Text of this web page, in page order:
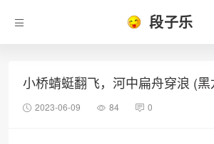
段子乐
小桥蜻蜓翻飞，河中扁舟穿浪 (
2023-06-09 84 0